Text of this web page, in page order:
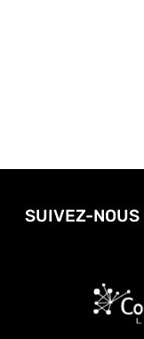
SUIVEZ-NOUS